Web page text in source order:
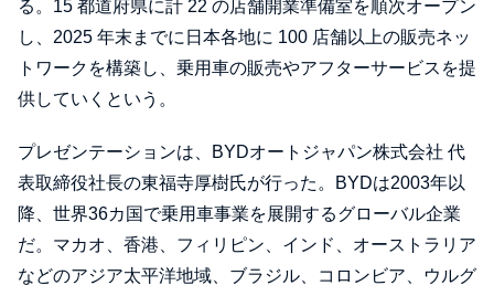
る。15 都道府県に計 22 の店舗開業準備室を順次オープン
し、2025 年末までに日本各地に 100 店舗以上の販売ネッ
トワークを構築し、乗用車の販売やアフターサービスを提
供していくという。
プレゼンテーションは、BYDオートジャパン株式会社 代
表取締役社長の東福寺厚樹氏が行った。BYDは2003年以
降、世界36カ国で乗用車事業を展開するグローバル企業
だ。マカオ、香港、フィリピン、インド、オーストラリア
などのアジア太平洋地域、ブラジル、コロンビア、ウルグ